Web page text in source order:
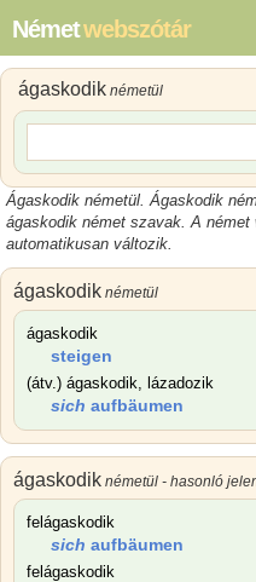
Németwebszótár
ágaskodik németül
Ágaskodik németül. Ágaskodik
ágaskodik német szavak. A
automatikusan változik.
ágaskodik németül
ágaskodik
steigen
(átv.) ágaskodik, lázadozik
sich aufbäumen
ágaskodik németül - hasonló
felágaskodik
sich aufbäumen
felágaskodik